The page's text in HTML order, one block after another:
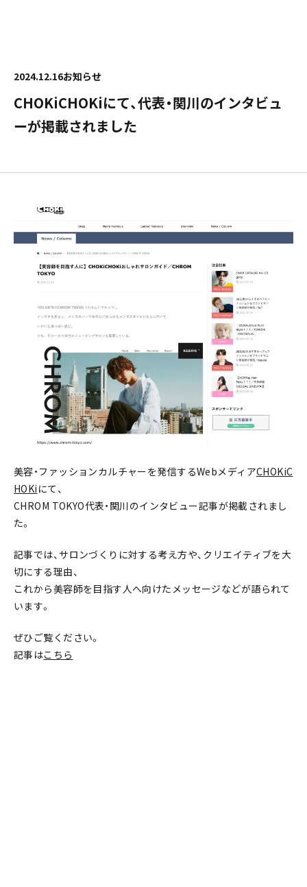
2024.12.16お知らせ
CHOKiCHOKiにて、代表・関川のインタビュ
ーが掲載されました
美容・ファッションカルチャーを発信するWebメディアCHOKiC
HOKi にて、
CHROM TOKYO代表・関川のインタビュー記事が掲載されまし
た。
記事では、サロンづくりに対する考え方や、クリエイティブを大
切にする理由、
これから美容師を目指す人へ向けたメッセージなどが語られて
います。
ぜひご覧ください。
記事はこちら